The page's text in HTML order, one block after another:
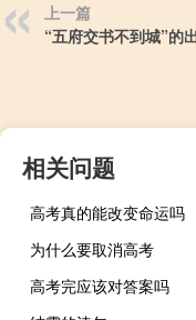
上一篇
“五府交书不到城”的
相关问题
高考真的能改变命运吗
为什么要取消高考
高考完应该对答案吗